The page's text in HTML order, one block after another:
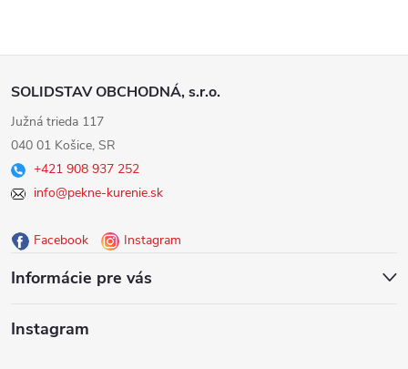
Z
á
p
ä
e
SOLIDSTAV OBCHODNÁ, s.r.o.
Južná trieda 117
040 01 Košice, SR
+421 908 937 252
info@pekne-kurenie.sk
Facebook Instagram
Informácie pre vás
Instagram